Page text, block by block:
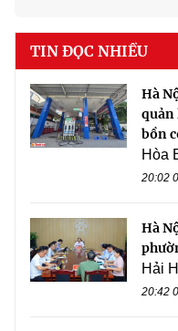
TIN ĐỌC NHIỀU
Hà
bồn
Hòa
20:02
Hà
Hải
20:42